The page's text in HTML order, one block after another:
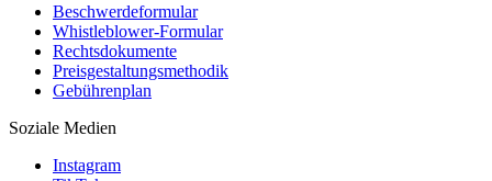
Beschwerdeformular
Whistleblower-Formular
Rechtsdokumente
Preisgestaltungsmethodik
Gebührenplan
Soziale Medien
Instagram